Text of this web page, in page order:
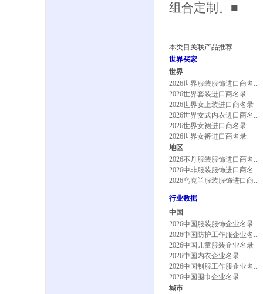
组合定制。■
本类目关联产品推荐
世界买家
世界
2026世界服装服饰进口商名...
2026世界套装进口商名录
2026世界女上装进口商名录
2026世界女式内衣进口商名...
2026世界女裙进口商名录
2026世界女裤进口商名录
地区
2026不丹服装服饰进口商名...
2026中非服装服饰进口商名...
2026乌克兰服装服饰进口商...
行业数据
中国
2026中国服装服饰企业名录
2026中国防护工作服企业名...
2026中国儿童服装企业名录
2026中国内衣企业名录
2026中国制服工作服企业名...
2026中国围巾企业名录
城市